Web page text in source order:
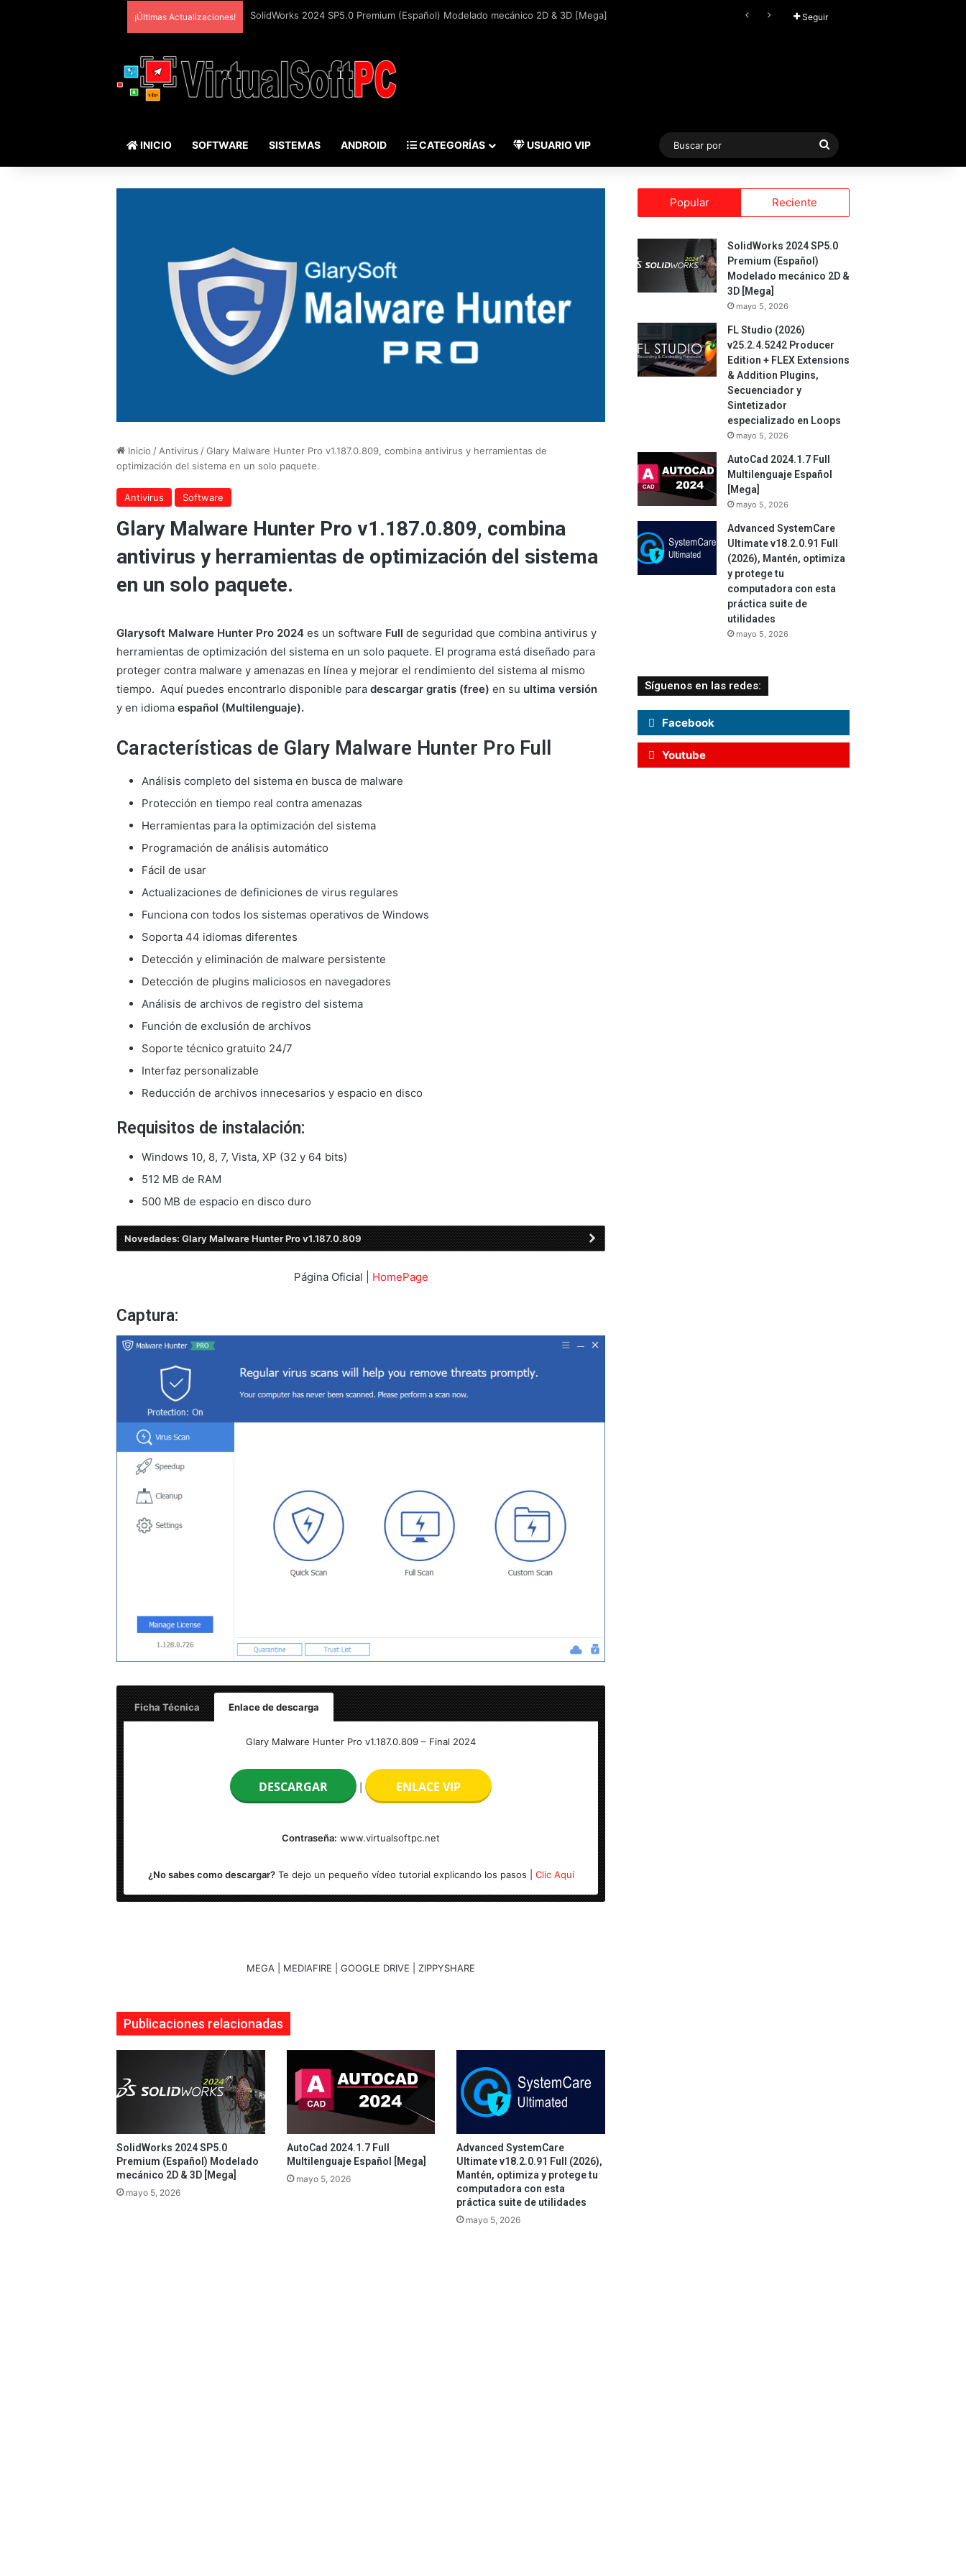
¡Últimas Actualizaciones! Seguir
INICIO SOFTWARE SISTEMAS ANDROID CATEGORÍAS USUARIO VIP
Buscar
por
Inicio /Antivirus /Glary Malware Hunter Pro v1.187.0.809, combina antivirus y herramientas de
optimización del sistema en un solo paquete.
Antivirus Software
Glary Malware Hunter Pro v1.187.0.809, combina
antivirus y herramientas de optimización del sistema
en un solo paquete.
Glarysoft Malware Hunter Pro 2024 es un software Full de seguridad que combina antivirus y
herramientas de optimización del sistema en un solo paquete. El programa está diseñado para
proteger contra malware y amenazas en línea y mejorar el rendimiento del sistema al mismo
tiempo. Aquí puedes encontrarlo disponible para descargar gratis (free) en su ultima versión
y en idioma español (Multilenguaje).
Características de Glary Malware Hunter Pro Full
Análisis completo del sistema en busca de malware
Protección en tiempo real contra amenazas
Herramientas para la optimización del sistema
Programación de análisis automático
Fácil de usar
Actualizaciones de definiciones de virus regulares
Funciona con todos los sistemas operativos de Windows
Soporta 44 idiomas diferentes
Detección y eliminación de malware persistente
Detección de plugins maliciosos en navegadores
Análisis de archivos de registro del sistema
Función de exclusión de archivos
Soporte técnico gratuito 24/7
Interfaz personalizable
Reducción de archivos innecesarios y espacio en disco
Requisitos de instalación:
Windows 10, 8, 7, Vista, XP (32 y 64 bits)
512 MB de RAM
500 MB de espacio en disco duro
Novedades: Glary Malware Hunter Pro v1.187.0.809
Página Oficial | HomePage
Captura:
Ficha Técnica Enlace de descarga
(Añadir Tamaño)
Idioma: Multilenguaje (Español)
Sistema Operativo: Windows (x86 & x64-bits)
Glary Malware Hunter Pro v1.187.0.809 – Final 2024
DESCARGAR ENLACE VIP
Contraseña: www.virtualsoftpc.net
¿No sabes como descargar?Te dejo un pequeño vídeo tutorial explicando los pasos | Clic Aquí
MEGA | MEDIAFIRE | GOOGLE DRIVE | ZIPPYSHARE
Publicaciones relacionadas
SolidWorks 2024 SP5.0
Premium (Español) Modelado
mecánico 2D & 3D [Mega]
mayo 5, 2026
AutoCad 2024.1.7 Full
Multilenguaje Español [Mega]
mayo 5, 2026
Advanced SystemCare
Ultimate v18.2.0.91 Full (2026),
Mantén, optimiza y protege tu
computadora con esta
práctica suite de utilidades
mayo 5, 2026
Popular Reciente
SolidWorks 2024 SP5.0
Premium (Español)
Modelado mecánico 2D &
3D [Mega]
mayo 5, 2026
FL Studio (2026)
v25.2.4.5242 Producer
Edition + FLEX Extensions
& Addition Plugins,
Secuenciador y
Sintetizador
especializado en Loops
mayo 5, 2026
AutoCad 2024.1.7 Full
Multilenguaje Español
[Mega]
mayo 5, 2026
Advanced SystemCare
Ultimate v18.2.0.91 Full
(2026), Mantén, optimiza
y protege tu
computadora con esta
práctica suite de
utilidades
mayo 5, 2026
Síguenos en las redes:
Facebook
Youtube